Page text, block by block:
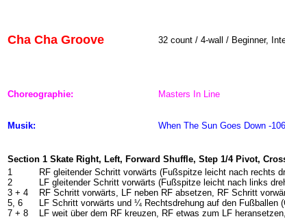
Cha Cha Groove 32 count / 4-wall / Beginner,
Choreographie: Masters In Line
Musik: When The Sun Goes Down -
Section 1 Skate Right, Left, Forward Shuffle, Step 1/4 Pivot,
1
2
3 + 4
5, 6
7 + 8
RF gleitender Schritt vorwärts (Fußspitze leicht nach rechts
LF gleitender Schritt vorwärts (Fußspitze leicht nach links
RF Schritt vorwärts, LF neben RF absetzen, RF Schritt
LF Schritt vorwärts und ¼ Rechtsdrehung auf den Fußballen
LF weit über dem RF kreuzen, RF etwas zum LF